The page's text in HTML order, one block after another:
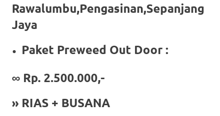
https://www.domainwatches.com
visit
the
fake
rolex.
Rawalumbu,Pengasinan,Sepanjang
Jaya
Paket Preweed Out Door :
∞ Rp. 2.500.000,-
» RIAS + BUSANA